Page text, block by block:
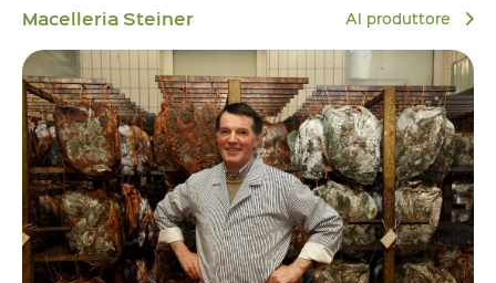
Macelleria Steiner Al produttore